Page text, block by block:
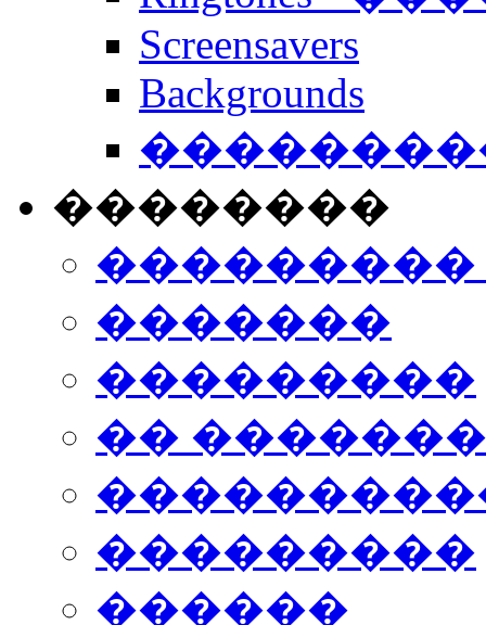
Screensavers
Backgrounds
��������
���������
�������
���������
��
���������
������